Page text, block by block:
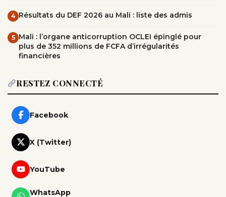
4 Résultats du DEF 2026 au Mali : liste des admis
5 Mali : l’organe anticorruption OCLEI épinglé pour
plus de 352 millions de FCFA d’irrégularités
financières
RESTEZ CONNECTÉ
Facebook
X (Twitter)
YouTube
WhatsApp